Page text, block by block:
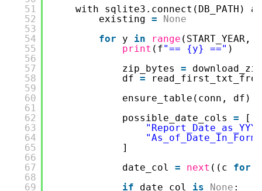
51
52
53
54
55
56
57
58
59
60
61
62
63
64
65
66
67
68
69
with sqlite3.connect(DB_PATH)
existing =
None
for
y in range (START_YEAR,
print (f"== {y} ==" )
zip_bytes =
df =
ensure_table(conn, df)
possible_date_cols =
[
]
date_col = next ((c for
if
date_col is None :